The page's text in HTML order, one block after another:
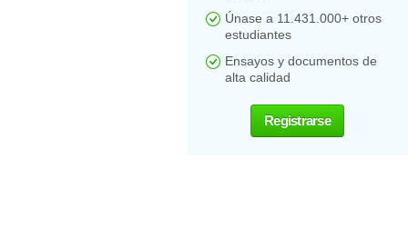
Únase a 11.431.000+ otros
estudiantes
Ensayos y documentos de
alta calidad
Registrarse